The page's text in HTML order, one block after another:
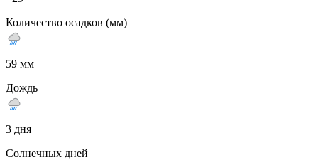
Количество осадков (мм)
59 мм
Дождь
3 дня
Солнечных дней